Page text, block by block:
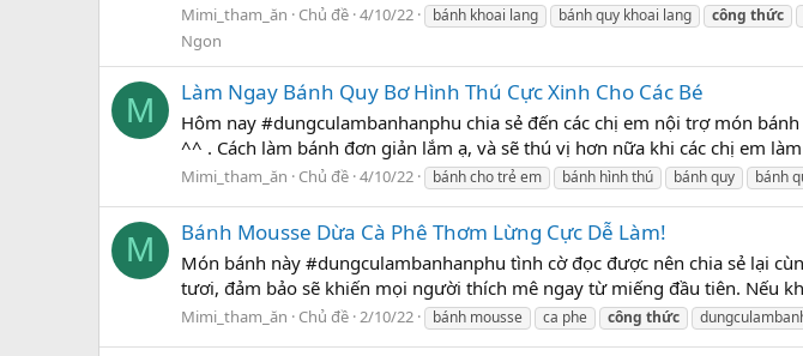
Mimi_tham_ăn Chủ đề 4/10/22 bánh khoai lang bánh quy khoai lang công thức
Ngon
M Làm Ngay Bánh Quy Bơ Hình Thú Cực Xinh Cho Các Bé
Hôm nay #dungculambanhanphu chia sẻ đến các chị em nội trợ món
^^ . Cách làm bánh đơn giản lắm ạ, và sẽ thú vị hơn nữa khi các chị em
Mimi_tham_ăn Chủ đề 4/10/22 bánh cho trẻ em bánh hình thú bánh quy bánh
M Bánh Mousse Dừa Cà Phê Thơm Lừng Cực Dễ Làm!
Món bánh này #dungculambanhanphu tình cờ đọc được nên chia sẻ lại
tươi, đảm bảo sẽ khiến mọi người thích mê ngay từ miếng đầu tiên. Nếu
Mimi_tham_ăn Chủ đề 2/10/22 bánh mousse ca phe công thức